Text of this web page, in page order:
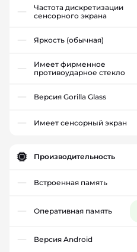
Частота дискретизации
сенсорного экрана
Яркость (обычная)
Имеет фирменное
противоударное стекло
Версия Gorilla Glass
Имеет сенсорный экран
Производительность
Встроенная память
Оперативная память
Версия Android